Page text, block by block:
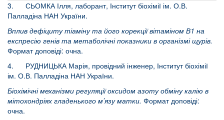
3. СЬОМКА Ілля, лаборант, Інститут біохімії ім. О.В.
Палладіна НАН України.
Вплив дефіциту тіаміну та його корекції вітаміном В1 на
експресію генів та метаболічні показники в організмі щурів.
Формат доповіді: очна.
4. РУДНИЦЬКА Марія, провідний інженер, Інститут біохімії
ім. О.В. Палладіна НАН України.
Біохімічні механізми регуляції оксидом азоту обміну калію в
мітохондріях гладенького мʼязу матки. Формат доповіді:
очна.